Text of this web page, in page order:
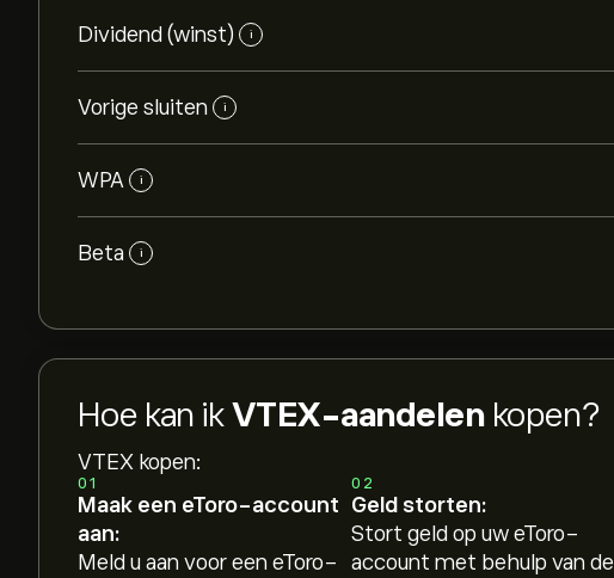
Dividend (winst) i
Vorige sluiten i
WPA i
Beta i
Hoe kan ikVTEX-aandelenkopen?
VTEX kopen:
01
Maak een eToro-account
aan:
Meld u aan voor een eToro-
02
Geld storten:
Stort geld op uw eToro-
account met behulp van de